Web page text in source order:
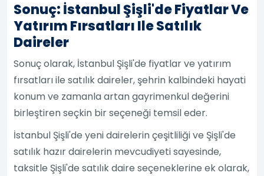
Sonuç: İstanbul Şişli'de Fiyatlar Ve
Yatırım Fırsatları Ile Satılık
Daireler
Sonuç olarak, İstanbul Şişli'de fiyatlar ve yatırım
fırsatları ile satılık daireler, şehrin kalbindeki hayati
konum ve zamanla artan gayrimenkul değerini
birleştiren seçkin bir seçeneği temsil eder.
İstanbul Şişli'de yeni dairelerin çeşitliliği ve Şişli'de
satılık hazır dairelerin mevcudiyeti sayesinde,
taksitle Şişli'de satılık daire seçeneklerine ek olarak,